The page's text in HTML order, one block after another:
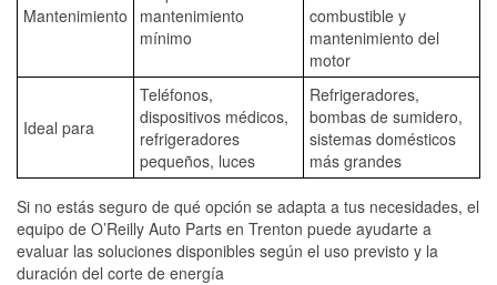
Mantenimiento
mantenimiento
mínimo
combustible y
mantenimiento del
motor
Ideal para
Teléfonos,
dispositivos médicos,
refrigeradores
pequeños, luces
Refrigeradores,
bombas de sumidero,
sistemas domésticos
más grandes
Si no estás seguro de qué opción se adapta a tus necesidades, el
equipo de O’Reilly Auto Parts en Trenton puede ayudarte a
evaluar las soluciones disponibles según el uso previsto y la
duración del corte de energía